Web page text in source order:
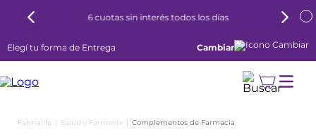
6 cuotas sin interés todos los días
Elegí tu forma de Entrega Cambiar
Salud y Farmacia Complementos de Farmacia